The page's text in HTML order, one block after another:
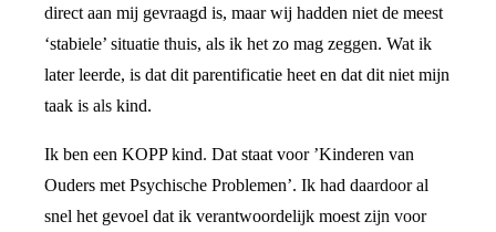
direct aan mij gevraagd is, maar wij hadden niet de meest
‘stabiele’ situatie thuis, als ik het zo mag zeggen. Wat ik
later leerde, is dat dit parentificatie heet en dat dit niet mijn
taak is als kind.
Ik ben een KOPP kind. Dat staat voor ’Kinderen van
Ouders met Psychische Problemen’. Ik had daardoor al
snel het gevoel dat ik verantwoordelijk moest zijn voor